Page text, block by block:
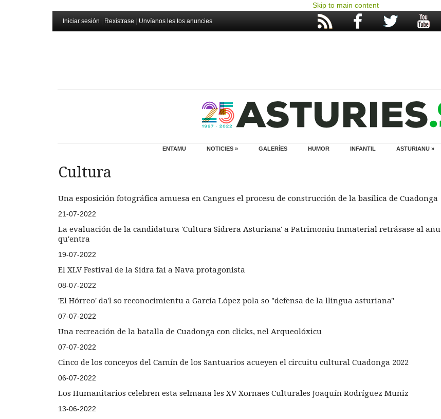
Skip to main content
Iniciar sesión Rexistrase Unvíanos les tos anuncies
ENTAMU NOTICIES » GALERÍES HUMOR INFANTIL ASTURIANU »
Cultura
Una esposición fotográfica amuesa en Cangues el procesu de construcción de la basílica de Cuadonga
21-07-2022
La evaluación de la candidatura 'Cultura Sidrera Asturiana' a Patrimoniu Inmaterial retrásase al añu
qu'entra
19-07-2022
El XLV Festival de la Sidra fai a Nava protagonista
08-07-2022
'El Hórreo' da'l so reconocimientu a García López pola so "defensa de la llingua asturiana"
07-07-2022
Una recreación de la batalla de Cuadonga con clicks, nel Arqueolóxicu
07-07-2022
Cinco de los conceyos del Camín de los Santuarios acueyen el circuitu cultural Cuadonga 2022
06-07-2022
Los Humanitarios celebren esta selmana les XV Xornaes Culturales Joaquín Rodríguez Muñiz
13-06-2022